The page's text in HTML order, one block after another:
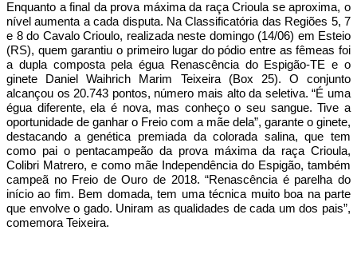
Enquanto a final da prova máxima da raça Crioula se aproxima, o
nível aumenta a cada disputa. Na Classificatória das Regiões 5, 7
e 8 do Cavalo Crioulo, realizada neste domingo (14/06) em Esteio
(RS), quem garantiu o primeiro lugar do pódio entre as fêmeas foi
a dupla composta pela égua Renascência do Espigão-TE e o
ginete Daniel Waihrich Marim Teixeira (Box 25). O conjunto
alcançou os 20.743 pontos, número mais alto da seletiva. “É uma
égua diferente, ela é nova, mas conheço o seu sangue. Tive a
oportunidade de ganhar o Freio com a mãe dela”, garante o ginete,
destacando a genética premiada da colorada salina, que tem
como pai o pentacampeão da prova máxima da raça Crioula,
Colibri Matrero, e como mãe Independência do Espigão, também
campeã no Freio de Ouro de 2018. “Renascência é parelha do
início ao fim. Bem domada, tem uma técnica muito boa na parte
que envolve o gado. Uniram as qualidades de cada um dos pais”,
comemora Teixeira.